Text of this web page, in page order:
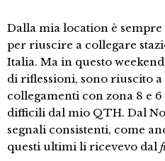
Dalla mia location è
per riuscire a collegare
Italia. Ma in questo
di riflessioni, sono riuscito
collegamenti con zona 8 e
difficili dal mio QTH. Dal
segnali consistenti, come
questi ultimi li ricevevo dal